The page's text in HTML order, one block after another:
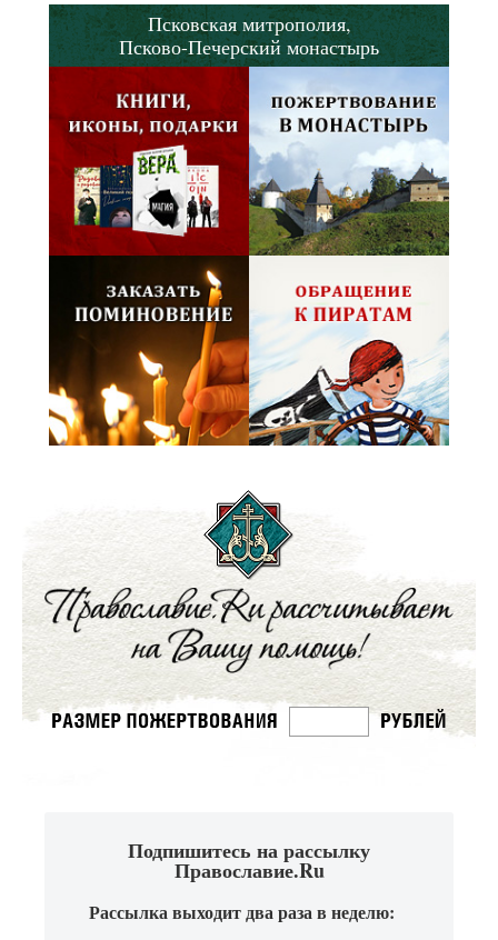
Псковская митрополия,
Псково-Печерский монастырь
Подпишитесь на рассылку
Православие.Ru
Рассылка выходит два раза в неделю: